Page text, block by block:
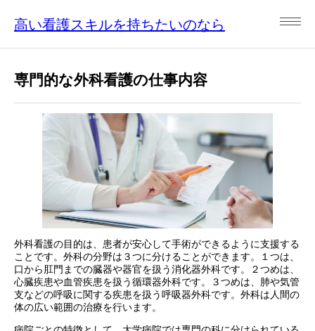
高い看護スキルを持ちたいのなら
専門的な外科看護の仕事内容
外科看護の目的は、患者が安心して手術ができるように支援する
ことです。外科の分野は３つに分けることができます。１つは、
口から肛門までの臓器や器官を扱う消化器外科です。２つめは、
心臓疾患や血管疾患を扱う循環器外科です。３つめは、肺や気管
支などの呼吸に関する疾患を扱う呼吸器外科です。外科は人間の
体の広い範囲の治療を行います。